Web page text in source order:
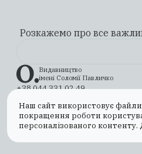
Розкажемо про все
Видавництво
імені Соломії Павличко
+38 044 331 02 49
InstagramYouTubeX (Twitter)
Оплата та доставка
Публічна офертаПолітика
Наш сайт використовує
покращення роботи
персоналізованого контенту.